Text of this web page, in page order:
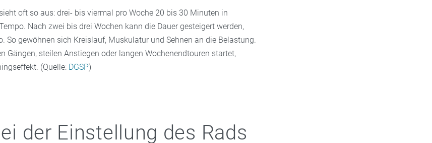
oft so aus: drei- bis viermal pro Woche 20 bis 30 Minuten in
Nach zwei bis drei Wochen kann die Dauer gesteigert werden,
So gewöhnen sich Kreislauf, Muskulatur und Sehnen an die Belastung.
Gängen, steilen Anstiegen oder langen Wochenendtouren startet,
(Quelle: DGSP)
der Einstellung des Rads